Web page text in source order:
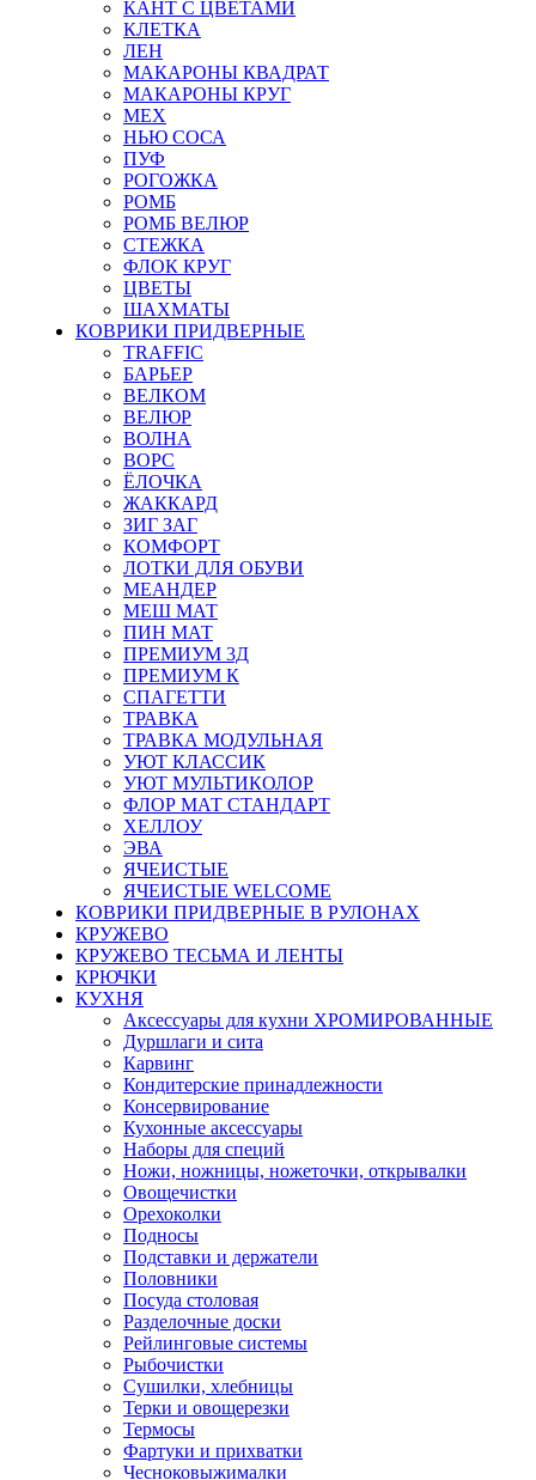
КАНТ С ЦВЕТАМИ
КЛЕТКА
ЛЕН
МАКАРОНЫ КВАДРАТ
МАКАРОНЫ КРУГ
МЕХ
НЬЮ СОСА
ПУФ
РОГОЖКА
РОМБ
РОМБ ВЕЛЮР
СТЕЖКА
ФЛОК КРУГ
ЦВЕТЫ
ШАХМАТЫ
КОВРИКИ ПРИДВЕРНЫЕ
TRAFFIC
БАРЬЕР
ВЕЛКОМ
ВЕЛЮР
ВОЛНА
ВОРС
ЁЛОЧКА
ЖАККАРД
ЗИГ ЗАГ
КОМФОРТ
ЛОТКИ ДЛЯ ОБУВИ
МЕАНДЕР
МЕШ МАТ
ПИН МАТ
ПРЕМИУМ 3Д
ПРЕМИУМ К
СПАГЕТТИ
ТРАВКА
ТРАВКА МОДУЛЬНАЯ
УЮТ КЛАССИК
УЮТ МУЛЬТИКОЛОР
ФЛОР МАТ СТАНДАРТ
ХЕЛЛОУ
ЭВА
ЯЧЕИСТЫЕ
ЯЧЕИСТЫЕ WELCOME
КОВРИКИ ПРИДВЕРНЫЕ В РУЛОНАХ
КРУЖЕВО
КРУЖЕВО ТЕСЬМА И ЛЕНТЫ
КРЮЧКИ
КУХНЯ
Аксессуары для кухни ХРОМИРОВАННЫЕ
Дуршлаги и сита
Карвинг
Кондитерские принадлежности
Консервирование
Кухонные аксессуары
Наборы для специй
Ножи, ножницы, ножеточки, открывалки
Овощечистки
Орехоколки
Подносы
Подставки и держатели
Половники
Посуда столовая
Разделочные доски
Рейлинговые системы
Рыбочистки
Сушилки, хлебницы
Терки и овощерезки
Термосы
Фартуки и прихватки
Чесноковыжималки